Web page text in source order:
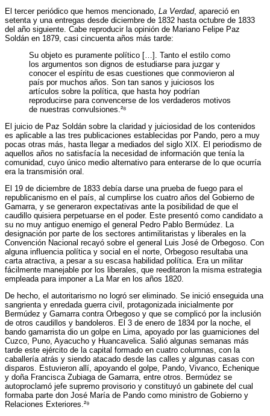
El tercer periódico que hemos mencionado, La Verdad, apareció en
setenta y una entregas desde diciembre de 1832 hasta octubre de 1833
del año siguiente. Cabe reproducir la opinión de Mariano Felipe Paz
Soldán en 1879, casi cincuenta años más tarde:
Su objeto es puramente político […]. Tanto el estilo como
los argumentos son dignos de estudiarse para juzgar y
conocer el espíritu de esas cuestiones que conmovieron al
país por muchos años. Son tan sanos y juiciosos los
artículos sobre la política, que hasta hoy podrían
reproducirse para convencerse de los verdaderos motivos
de nuestras convulsiones.²⁸
El juicio de Paz Soldán sobre la claridad y juiciosidad de los contenidos
es aplicable a las tres publicaciones establecidas por Pando, pero a muy
pocas otras más, hasta llegar a mediados del siglo XIX. El periodismo de
aquellos años no satisfacía la necesidad de información que tenía la
comunidad, cuyo único medio alternativo para enterarse de lo que ocurría
era la transmisión oral.
El 19 de diciembre de 1833 debía darse una prueba de fuego para el
republicanismo en el país, al cumplirse los cuatro años del Gobierno de
Gamarra, y se generaron expectativas ante la posibilidad de que el
caudillo quisiera perpetuarse en el poder. Este presentó como candidato a
su no muy antiguo enemigo el general Pedro Pablo Bermúdez. La
designación por parte de los sectores antimilitaristas y liberales en la
Convención Nacional recayó sobre el general Luis José de Orbegoso. Con
alguna influencia política y social en el norte, Orbegoso resultaba una
carta atractiva, a pesar a su escasa habilidad política. Era un militar
fácilmente manejable por los liberales, que reeditaron la misma estrategia
empleada para imponer a La Mar en los años 1820.
De hecho, el autoritarismo no logró ser eliminado. Se inició enseguida una
sangrienta y enredada guerra civil, protagonizada inicialmente por
Bermúdez y Gamarra contra Orbegoso y que se complicó por la inclusión
de otros caudillos y bandoleros. El 3 de enero de 1834 por la noche, el
bando gamarrista dio un golpe en Lima, apoyado por las guarniciones del
Cuzco, Puno, Ayacucho y Huancavelica. Salió algunas semanas más
tarde este ejército de la capital formado en cuatro columnas, con la
caballería atrás y siendo atacado desde las calles y algunas casas con
disparos. Estuvieron allí, apoyando el golpe, Pando, Vivanco, Echenique
y doña Francisca Zubiaga de Gamarra, entre otros. Bermúdez se
autoproclamó jefe supremo provisorio y constituyó un gabinete del cual
formaba parte don José María de Pando como ministro de Gobierno y
Relaciones Exteriores.²⁹